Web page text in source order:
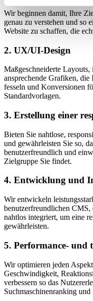
Wir beginnen damit, Ihre
genau zu verstehen und so
Website zu schaffen, die
2. UX/UI-Design
Maßgeschneiderte
ansprechende Grafiken,
fesseln und Konversionen
Standardvorlagen.
3. Erstellung einer
Bieten Sie nahtlose,
und gewährleisten Sie so,
benutzerfreundlich und
Zielgruppe Sie findet.
4. Entwicklung und
Wir entwickeln
benutzerfreundlichen
nahtlos integriert, um eine
gewährleisten.
5. Performance- und
Wir optimieren jeden
Geschwindigkeit,
verbessern so das
Suchmaschinenranking